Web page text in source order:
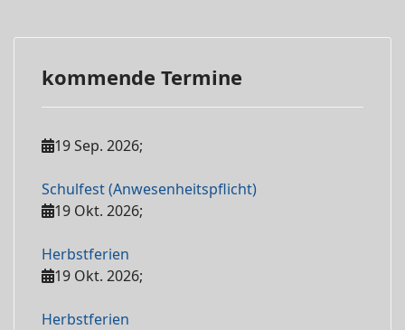
kommende Termine
19 Sep. 2026;
Schulfest (Anwesenheitspflicht)
19 Okt. 2026;
Herbstferien
19 Okt. 2026;
Herbstferien